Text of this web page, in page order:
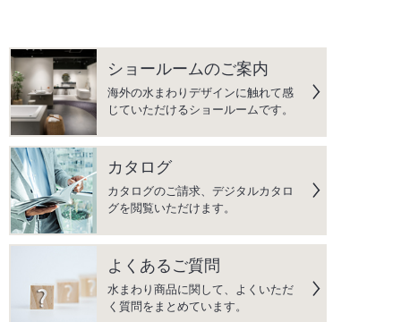
ショールームのご案内
海外の水まわりデザインに触れて感
じていただけるショールームです。
カタログ
カタログのご請求、デジタルカタロ
グを閲覧いただけます。
よくあるご質問
水まわり商品に関して、よくいただ
く質問をまとめています。